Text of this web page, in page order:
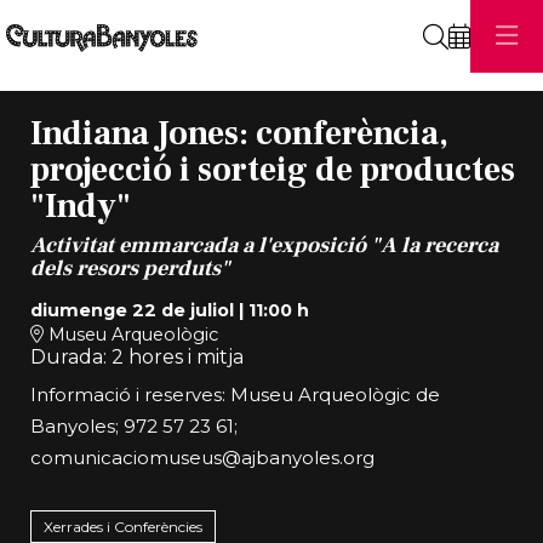
Indiana Jones: conferència,
projecció i sorteig de productes
"Indy"
Activitat emmarcada a l'exposició "A la recerca
dels resors perduts"
diumenge 22 de juliol| 11:00 h
Museu Arqueològic
Durada: 2 hores i mitja
Informació i reserves: Museu Arqueològic de
Banyoles; 972 57 23 61;
comunicaciomuseus@ajbanyoles.org
Xerrades i Conferències